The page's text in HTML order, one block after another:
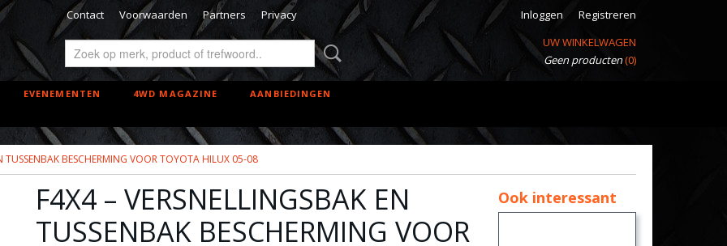
Contact Voorwaarden Partners Privacy Inloggen
Registreren
UW WINKELWAGEN
Geen producten(0)
EVENEMENTEN 4WD MAGAZINE AANBIEDINGEN
TUSSENBAK BESCHERMING VOOR TOYOTA HILUX 05-08
F4X4 – VERSNELLINGSBAK EN
TUSSENBAK BESCHERMING VOOR
Ook interessant